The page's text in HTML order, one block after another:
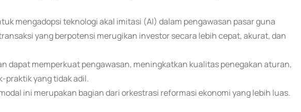
mengadopsi teknologi akal imitasi (AI) dalam pengawasan pasar guna
yang berpotensi merugikan investor secara lebih cepat, akurat, dan
dapat memperkuat pengawasan, meningkatkan kualitas penegakan aturan,
praktik yang tidak adil.
ini merupakan bagian dari orkestrasi reformasi ekonomi yang lebih luas.